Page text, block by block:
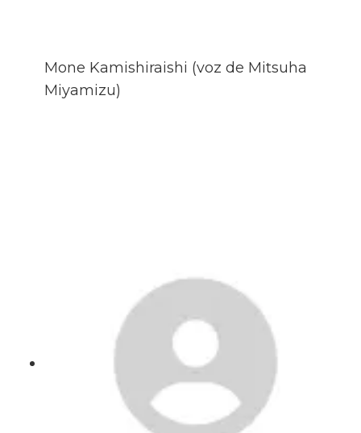
Mone Kamishiraishi (voz de Mitsuha
Miyamizu)